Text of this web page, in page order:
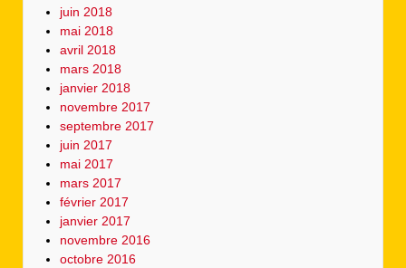
juin 2018
mai 2018
avril 2018
mars 2018
janvier 2018
novembre 2017
septembre 2017
juin 2017
mai 2017
mars 2017
février 2017
janvier 2017
novembre 2016
octobre 2016